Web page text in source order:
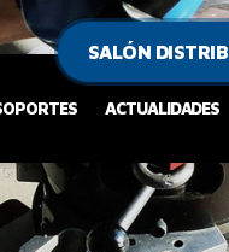
ACTUALIDADES
SALÓN